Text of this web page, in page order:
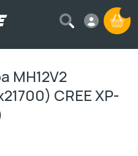
A
MH12V2
CREE XP-